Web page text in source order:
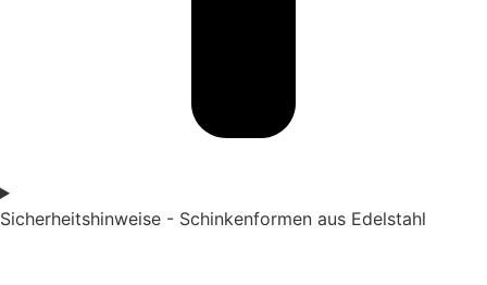
Sicherheitshinweise - Schinkenformen aus Edelstahl